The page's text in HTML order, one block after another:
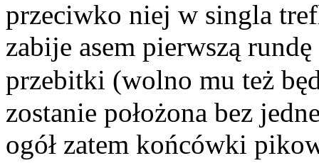
przeciwko niej w singla
zabije asem pierwszą
przebitki (wolno mu też
zostanie położona bez
ogół zatem końcówki